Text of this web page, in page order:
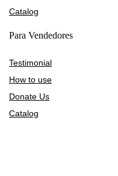
Catalog
Para Vendedores
Testimonial
How to use
Donate Us
Catalog